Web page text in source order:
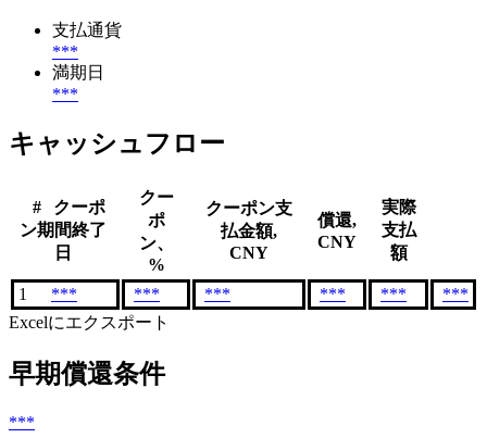
支払通貨
***
満期日
***
キャッシュフロー
#
クーポ
ン期間終了
日
クー
ポ
ン、
%
クーポン支
払金額,
CNY
償還,
CNY
実際
支払
額
1 *** *** *** *** ***
***
Excelにエクスポート
早期償還条件
***